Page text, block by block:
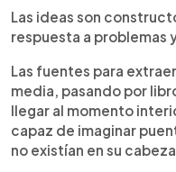
Las ideas son
respuesta a problemas
Las fuentes para
media, pasando por
llegar al momento
capaz de imaginar
no existían en su